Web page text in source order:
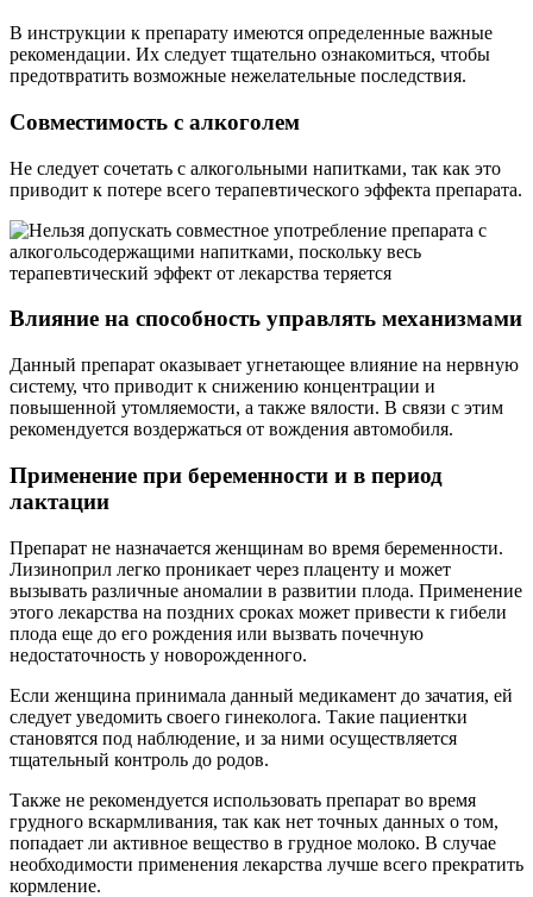
В инструкции к препарату имеются определенные важные
рекомендации. Их следует тщательно ознакомиться, чтобы
предотвратить возможные нежелательные последствия.
Совместимость с алкоголем
Не следует сочетать с алкогольными напитками, так как это
приводит к потере всего терапевтического эффекта препарата.
Влияние на способность управлять механизмами
Данный препарат оказывает угнетающее влияние на нервную
систему, что приводит к снижению концентрации и
повышенной утомляемости, а также вялости. В связи с этим
рекомендуется воздержаться от вождения автомобиля.
Применение при беременности и в период
лактации
Препарат не назначается женщинам во время беременности.
Лизиноприл легко проникает через плаценту и может
вызывать различные аномалии в развитии плода. Применение
этого лекарства на поздних сроках может привести к гибели
плода еще до его рождения или вызвать почечную
недостаточность у новорожденного.
Если женщина принимала данный медикамент до зачатия, ей
следует уведомить своего гинеколога. Такие пациентки
становятся под наблюдение, и за ними осуществляется
тщательный контроль до родов.
Также не рекомендуется использовать препарат во время
грудного вскармливания, так как нет точных данных о том,
попадает ли активное вещество в грудное молоко. В случае
необходимости применения лекарства лучше всего прекратить
кормление.